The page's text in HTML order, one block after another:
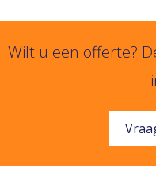
Wilt u een offerte?